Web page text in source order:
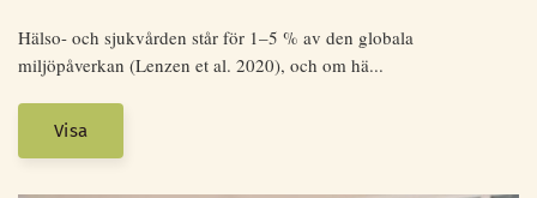
Hälso- och sjukvården står för 1–5 % av den globala
miljöpåverkan (Lenzen et al. 2020), och om hä...
Visa